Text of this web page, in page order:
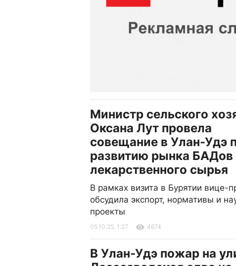
Министр сельского
Оксана Лут провела
совещание в Улан-Удэ
развитию рынка БАДов
лекарственного сырья
В рамках визита в Бурятии вице-
обсудила экспорт, нормативы и
проекты
05.10.25, 1:27 4674
В Улан-Удэ пожар на